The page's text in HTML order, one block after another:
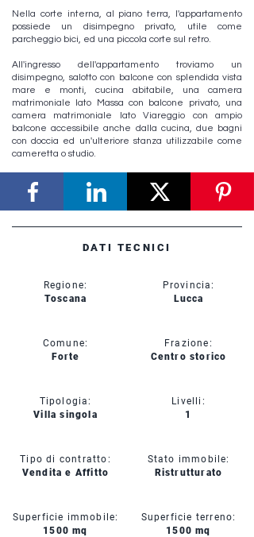
Nella corte interna, al piano terra, l'appartamento
possiede un disimpegno privato, utile come
parcheggio bici, ed una piccola corte sul retro.
All'ingresso dell'appartamento troviamo un
disimpegno, salotto con balcone con splendida vista
mare e monti, cucina abitabile, una camera
matrimoniale lato Massa con balcone privato, una
camera matrimoniale lato Viareggio con ampio
balcone accessibile anche dalla cucina, due bagni
con doccia ed un'ulteriore stanza utilizzabile come
cameretta o studio.
DATI TECNICI
Regione:
Toscana
Comune:
Forte
Tipologia:
Villa singola
Tipo di contratto:
Vendita e Affitto
Superficie immobile:
1500 mq
Provincia:
Lucca
Frazione:
Centro storico
Livelli:
1
Stato immobile:
Ristrutturato
Superficie terreno:
1500 mq